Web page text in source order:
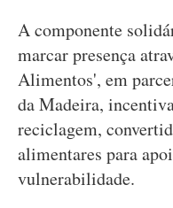
A componente
marcar presença
Alimentos', em
da Madeira,
reciclagem,
alimentares para
vulnerabilidade.